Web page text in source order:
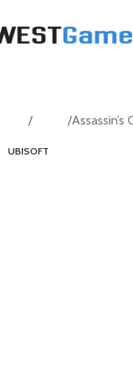
Action
UBISOFT